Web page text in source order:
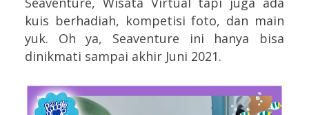
kuis berhadiah, kompetisi foto, dan main
yuk. Oh ya, Seaventure ini hanya bisa
dinikmati sampai akhir Juni 2021.